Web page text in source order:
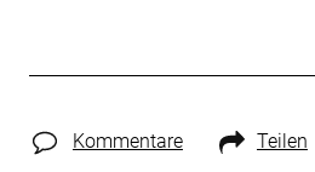
Kommentare Teilen